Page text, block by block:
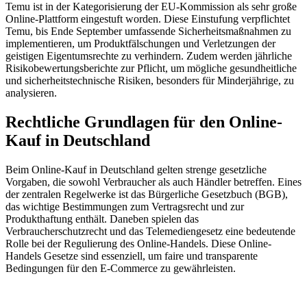
Temu ist in der Kategorisierung der EU-Kommission als sehr große
Online-Plattform eingestuft worden. Diese Einstufung verpflichtet
Temu, bis Ende September umfassende Sicherheitsmaßnahmen zu
implementieren, um Produktfälschungen und Verletzungen der
geistigen Eigentumsrechte zu verhindern. Zudem werden jährliche
Risikobewertungsberichte zur Pflicht, um mögliche gesundheitliche
und sicherheitstechnische Risiken, besonders für Minderjährige, zu
analysieren.
Rechtliche Grundlagen für den Online-
Kauf in Deutschland
Beim Online-Kauf in Deutschland gelten strenge gesetzliche
Vorgaben, die sowohl Verbraucher als auch Händler betreffen. Eines
der zentralen Regelwerke ist das Bürgerliche Gesetzbuch (BGB),
das wichtige Bestimmungen zum Vertragsrecht und zur
Produkthaftung enthält. Daneben spielen das
Verbraucherschutzrecht und das Telemediengesetz eine bedeutende
Rolle bei der Regulierung des Online-Handels. Diese Online-
Handels Gesetze sind essenziell, um faire und transparente
Bedingungen für den E-Commerce zu gewährleisten.